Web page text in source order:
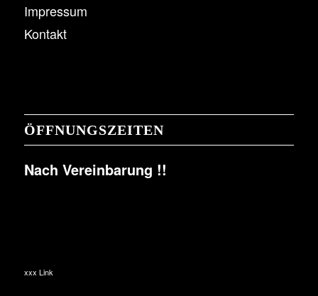
Impressum
Kontakt
ÖFFNUNGSZEITEN
Nach Vereinbarung !!
xxx Link